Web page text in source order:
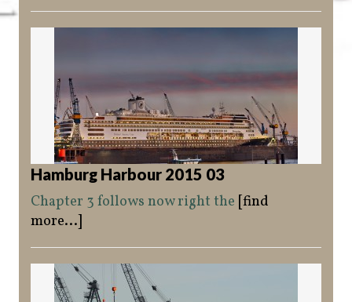
Hamburg Harbour 2015 03
Chapter 3 follows now right the [find
more...]